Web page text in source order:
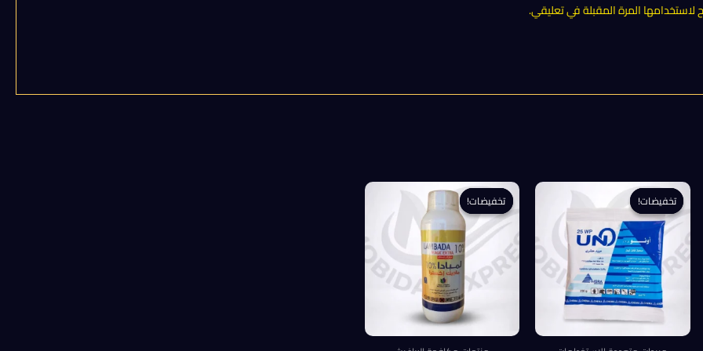
المرة المقبلة في تعليقي.
تخفيضات!
تخفيضات! تخفيضات!
تخفيضات!